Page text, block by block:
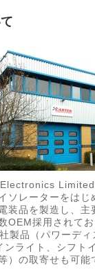
ソレーターをはじ
装品を製造し、主
OEM採用されて
製品（パワーディ
ンライト、シフト
）の取寄せも可能